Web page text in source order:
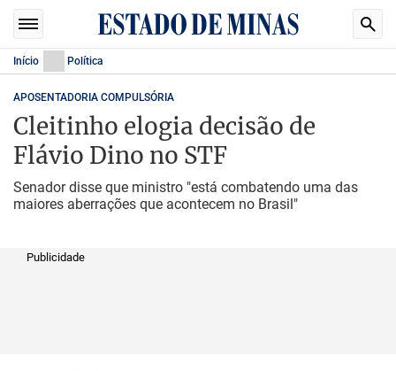
Início Política
APOSENTADORIA COMPULSÓRIA
Cleitinho elogia decisão de
Flávio Dino no STF
Senador disse que ministro "está combatendo uma das
maiores aberrações que acontecem no Brasil"
Publicidade